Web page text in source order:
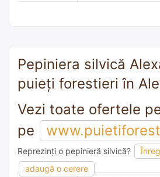
Pepiniera silvică
puieți forestieri în
Vezi toate ofertele
pe
Reprezinți o pepinieră silvică?
adaugă o cerere
adaugă o recomandare